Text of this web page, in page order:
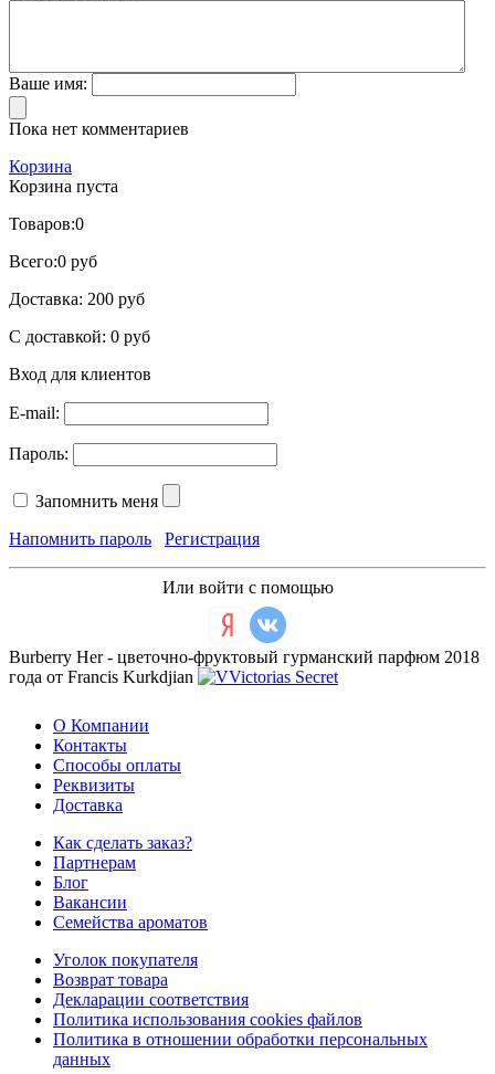
Ваше имя:
Пока нет комментариев
Корзина
Корзина пуста
Товаров:0
Всего:0 руб
Доставка: 200 руб
С доставкой: 0 руб
Вход для клиентов
E-mail:
Пароль:
Запомнить меня
Напомнить пароль
Регистрация
Или войти с помощью
Burberry Her - цветочно-фруктовый гурманский парфюм 2018
года от Francis Kurkdjian
О Компании
Контакты
Способы оплаты
Реквизиты
Доставка
Как сделать заказ?
Партнерам
Блог
Вакансии
Семейства ароматов
Уголок покупателя
Возврат товара
Декларации соответствия
Политика использования cookies файлов
Политика в отношении обработки персональных
данных